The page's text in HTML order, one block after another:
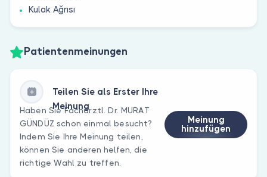
Kulak Ağrısı
Patientenmeinungen
Teilen Sie als Erster Ihre
Meinung
Haben Sie Fachärztl. Dr. MURAT
GÜNDÜZ schon einmal besucht?
Indem Sie Ihre Meinung teilen,
können Sie anderen helfen, die
richtige Wahl zu treffen.
Meinung
hinzufügen